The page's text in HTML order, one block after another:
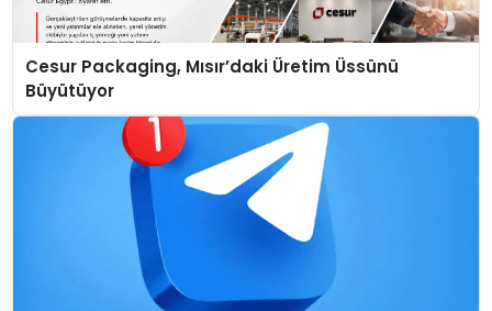
Cesur Packaging, Mısır’daki Üretim Üssünü
Büyütüyor